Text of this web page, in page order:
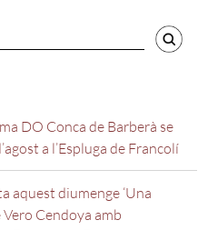
DO Conca de Barberà se
a l’Espluga de Francolí
aquest diumenge ‘Una
Cendoya amb